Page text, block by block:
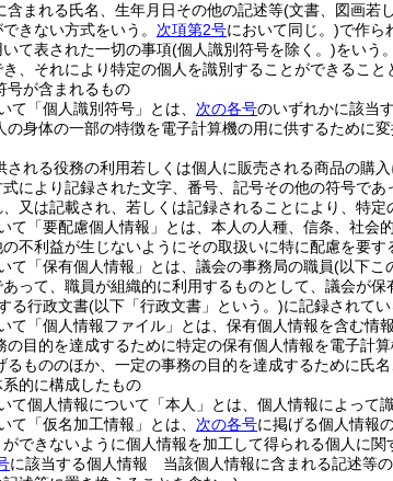
含まれる氏名、生年月日その他の記述等(文書、図画若
きない方式をいう。 次項第2号において同じ。)で作ら
て表された一切の事項(個人識別符号を除く。)をいう
、それにより特定の個人を識別することができること
号が含まれるもの
て「個人識別符号」とは、 次の各号のいずれかに該当
の身体の一部の特徴を電子計算機の用に供するために
される役務の利用若しくは個人に販売される商品の購
式により記録された文字、番号、記号その他の符号で
又は記載され、若しくは記録されることにより、特
て「要配慮個人情報」とは、本人の人種、信条、社
不利益が生じないようにその取扱いに特に配慮を要
て「保有個人情報」とは、議会の事務局の職員(以下こ
って、職員が組織的に利用するものとして、議会が保
る行政文書(以下「行政文書」という。)に記録されてい
て「個人情報ファイル」とは、保有個人情報を含む情
の目的を達成するために特定の保有個人情報を電子計
るもののほか、一定の事務の目的を達成するために氏
的に構成したもの
て個人情報について「本人」とは、個人情報によって
て「仮名加工情報」とは、 次の各号に掲げる個人情報
できないように個人情報を加工して得られる個人に関
に該当する個人情報 当該個人情報に含まれる記述等